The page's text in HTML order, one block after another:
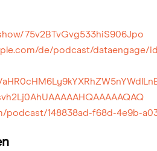
75v2BTvGvg533hiS906Jpo
de/podcast/dataengage/
podcast/148838ad-f68d-4e9b-